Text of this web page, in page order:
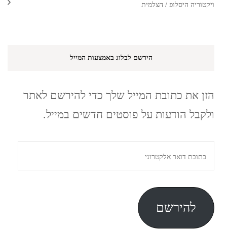
ויקטוריה היסלופ / הצלמית
הירשם לבלוג באמצעות המייל
הזן את כתובת המייל שלך כדי להירשם לאתר
ולקבל הודעות על פוסטים חדשים במייל.
דואר
אלקטרוני
להירשם